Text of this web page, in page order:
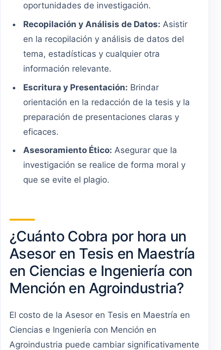
oportunidades de investigación.
Recopilación y Análisis de Datos: Asistir
en la recopilación y análisis de datos del
tema, estadísticas y cualquier otra
información relevante.
Escritura y Presentación: Brindar
orientación en la redacción de la tesis y la
preparación de presentaciones claras y
eficaces.
Asesoramiento Ético: Asegurar que la
investigación se realice de forma moral y
que se evite el plagio.
¿Cuánto Cobra por hora un
Asesor en Tesis en Maestría
en Ciencias e Ingeniería con
Mención en Agroindustria?
El costo de la Asesor en Tesis en Maestría en
Ciencias e Ingeniería con Mención en
Agroindustria puede cambiar significativamente